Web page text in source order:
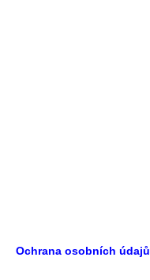
Ochrana osobních údajů